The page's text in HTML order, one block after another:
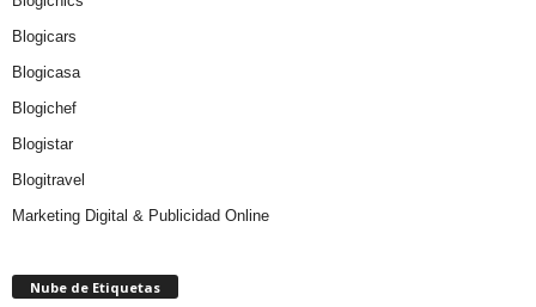
Blogicars
Blogicasa
Blogichef
Blogistar
Blogitravel
Marketing Digital & Publicidad Online
Nube de Etiquetas